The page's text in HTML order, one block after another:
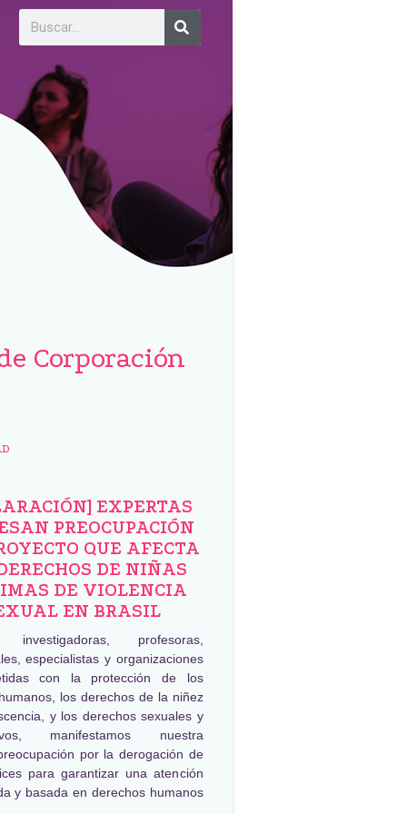
Corporación
EXPERTAS
PREOCUPACIÓN
QUE AFECTA
DE NIÑAS
DE VIOLENCIA
EN BRASIL
investigadoras, profesoras,
especialistas y organizaciones
con la protección de los
los derechos de la niñez
y los derechos sexuales y
manifestamos nuestra
por la derogación de
para garantizar una atención
y basada en derechos humanos